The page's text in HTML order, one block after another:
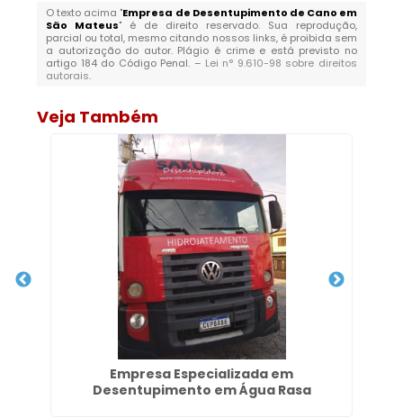
O texto acima "Empresa de Desentupimento de Cano em
São Mateus" é de direito reservado. Sua reprodução,
parcial ou total, mesmo citando nossos links, é proibida sem
a autorização do autor. Plágio é crime e está previsto no
artigo 184 do Código Penal. – Lei n° 9.610-98 sobre direitos
autorais.
Veja Também
Empresa Especializada em
Desentupimento em Água Rasa